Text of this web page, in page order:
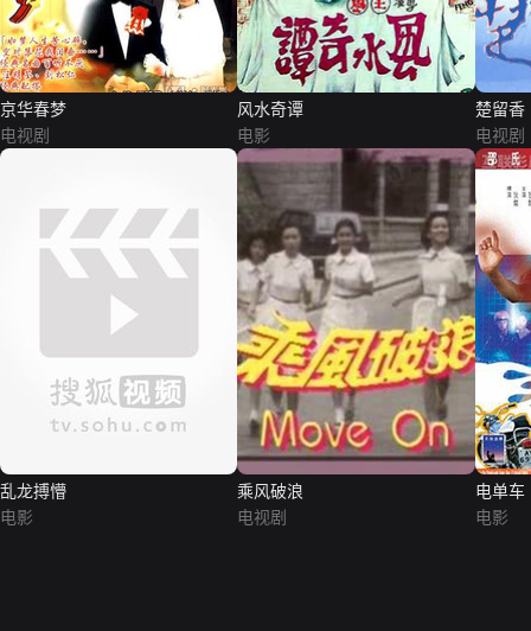
京华春梦
电视剧
风水奇谭
电影
楚留香
电视剧
乱龙搏懵
电影
乘风破浪
电视剧
电单车
电影